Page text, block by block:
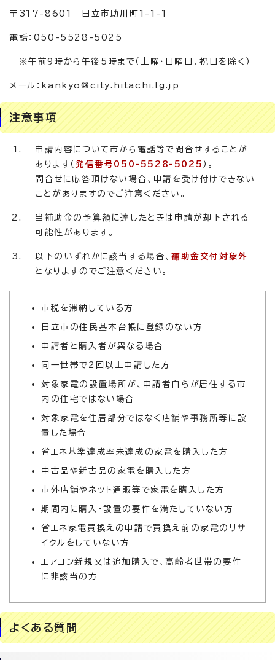
〒317-8601 日立市助川町1-1-1
電話：050-5528-5025
※午前9時から午後5時まで（土曜・日曜日、祝日を除く）
メール：kankyo@city.hitachi.lg.jp
注意事項
申請内容について市から電話等で問合せすることが
あります（ 発信番号050-5528-5025 ）。
問合せに応答頂けない場合、申請を受け付けできない
ことがありますのでご注意ください。
当補助金の予算額に達したときは申請が却下される
可能性があります。
以下のいずれかに該当する場合、補助金交付対象外
となりますのでご注意ください。
市税を滞納している方
日立市の住民基本台帳に登録のない方
申請者と購入者が異なる場合
同一世帯で2回以上申請した方
対象家電の設置場所が、申請者自らが居住する市
内の住宅ではない場合
対象家電を住居部分ではなく店舗や事務所等に設
置した場合
省エネ基準達成率未達成の家電を購入した方
中古品や新古品の家電を購入した方
市外店舗やネット通販等で家電を購入した方
期間内に購入・設置の要件を満たしていない方
省エネ家電買換えの申請で買換え前の家電のリサ
イクルをしていない方
エアコン新規又は追加購入で、高齢者世帯の要件
に非該当の方
よくある質問